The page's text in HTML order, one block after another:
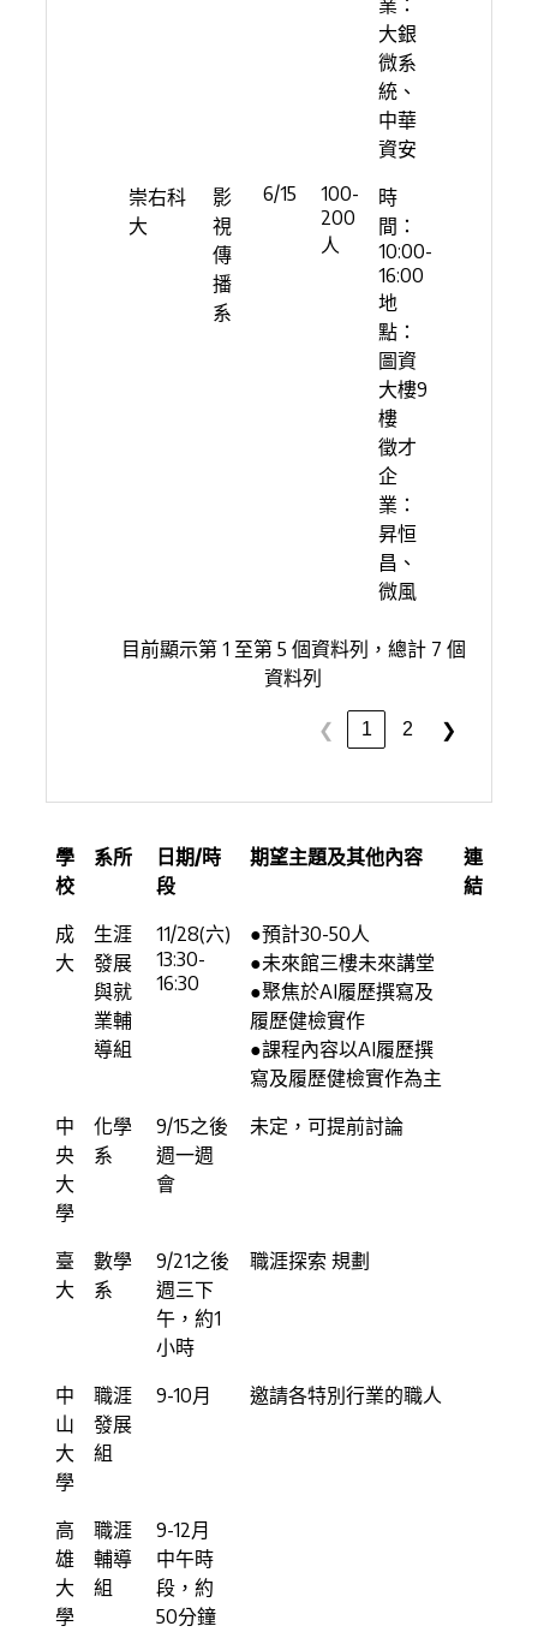
業：
大銀
微系
統、
中華
資安
崇右科
大
影
視
傳
播
系
6/15
100-
200
人
時
間：
10:00-
16:00
地
點：
圖資
大樓9
樓
徵才
企
業：
昇恒
昌、
微風
目前顯示第 1 至第 5 個資料列，總計 7 個
資料列
❮ 1 2 ❯
學
校
系所
日期/時
段
期望主題及其他內容
連
結
成
大
生涯
發展
與就
業輔
導組
11/28(六)
13:30-
16:30
●預計30-50人
●未來館三樓未來講堂
●聚焦於AI履歷撰寫及
履歷健檢實作
●課程內容以AI履歷撰
寫及履歷健檢實作為主
中
央
大
學
化學
系
9/15之後
週一週
會
未定，可提前討論
臺
大
數學
系
9/21之後
週三下
午，約1
小時
職涯探索 規劃
中
山
大
學
職涯
發展
組
9-10月 邀請各特別行業的職人
高
雄
大
學
職涯
輔導
組
9-12月
中午時
段，約
50分鐘